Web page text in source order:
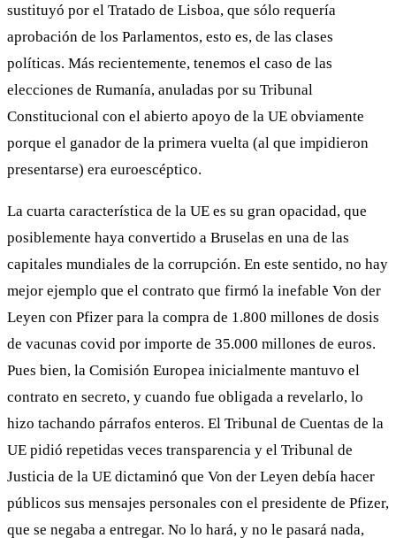
sustituyó por el Tratado de Lisboa, que sólo requería
aprobación de los Parlamentos, esto es, de las clases
políticas. Más recientemente, tenemos el caso de las
elecciones de Rumanía, anuladas por su Tribunal
Constitucional con el abierto apoyo de la UE obviamente
porque el ganador de la primera vuelta (al que impidieron
presentarse) era euroescéptico.
La cuarta característica de la UE es su gran opacidad, que
posiblemente haya convertido a Bruselas en una de las
capitales mundiales de la corrupción. En este sentido, no hay
mejor ejemplo que el contrato que firmó la inefable Von der
Leyen con Pfizer para la compra de 1.800 millones de dosis
de vacunas covid por importe de 35.000 millones de euros.
Pues bien, la Comisión Europea inicialmente mantuvo el
contrato en secreto, y cuando fue obligada a revelarlo, lo
hizo tachando párrafos enteros. El Tribunal de Cuentas de la
UE pidió repetidas veces transparencia y el Tribunal de
Justicia de la UE dictaminó que Von der Leyen debía hacer
públicos sus mensajes personales con el presidente de Pfizer,
que se negaba a entregar. No lo hará, y no le pasará nada,